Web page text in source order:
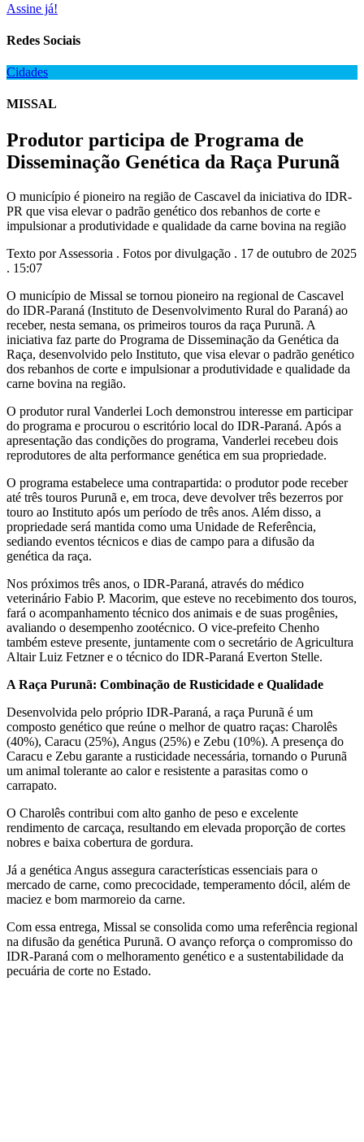
Assine já!
Redes Sociais
Cidades
MISSAL
Produtor participa de Programa de
Disseminação Genética da Raça Purunã
O município é pioneiro na região de Cascavel da iniciativa do IDR-
PR que visa elevar o padrão genético dos rebanhos de corte e
impulsionar a produtividade e qualidade da carne bovina na região
Texto por Assessoria . Fotos por divulgação . 17 de outubro de 2025
. 15:07
O município de Missal se tornou pioneiro na regional de Cascavel
do IDR-Paraná (Instituto de Desenvolvimento Rural do Paraná) ao
receber, nesta semana, os primeiros touros da raça Purunã. A
iniciativa faz parte do Programa de Disseminação da Genética da
Raça, desenvolvido pelo Instituto, que visa elevar o padrão genético
dos rebanhos de corte e impulsionar a produtividade e qualidade da
carne bovina na região.
O produtor rural Vanderlei Loch demonstrou interesse em participar
do programa e procurou o escritório local do IDR-Paraná. Após a
apresentação das condições do programa, Vanderlei recebeu dois
reprodutores de alta performance genética em sua propriedade.
O programa estabelece uma contrapartida: o produtor pode receber
até três touros Purunã e, em troca, deve devolver três bezerros por
touro ao Instituto após um período de três anos. Além disso, a
propriedade será mantida como uma Unidade de Referência,
sediando eventos técnicos e dias de campo para a difusão da
genética da raça.
Nos próximos três anos, o IDR-Paraná, através do médico
veterinário Fabio P. Macorim, que esteve no recebimento dos touros,
fará o acompanhamento técnico dos animais e de suas progênies,
avaliando o desempenho zootécnico. O vice-prefeito Chenho
também esteve presente, juntamente com o secretário de Agricultura
Altair Luiz Fetzner e o técnico do IDR-Paraná Everton Stelle.
A Raça Purunã: Combinação de Rusticidade e Qualidade
Desenvolvida pelo próprio IDR-Paraná, a raça Purunã é um
composto genético que reúne o melhor de quatro raças: Charolês
(40%), Caracu (25%), Angus (25%) e Zebu (10%). A presença do
Caracu e Zebu garante a rusticidade necessária, tornando o Purunã
um animal tolerante ao calor e resistente a parasitas como o
carrapato.
O Charolês contribui com alto ganho de peso e excelente
rendimento de carcaça, resultando em elevada proporção de cortes
nobres e baixa cobertura de gordura.
Já a genética Angus assegura características essenciais para o
mercado de carne, como precocidade, temperamento dócil, além de
maciez e bom marmoreio da carne.
Com essa entrega, Missal se consolida como uma referência regional
na difusão da genética Purunã. O avanço reforça o compromisso do
IDR-Paraná com o melhoramento genético e a sustentabilidade da
pecuária de corte no Estado.